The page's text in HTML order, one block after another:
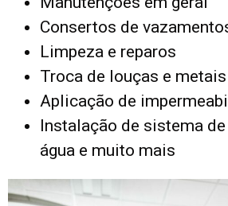
Consertos de
Limpeza e reparos
Troca de louças e metais
Aplicação de
Instalação de sistema
água e muito mais